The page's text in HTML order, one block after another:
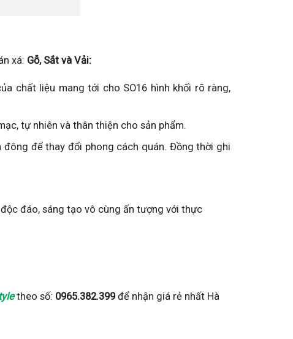
xá: Gỗ, Sắt và Vải:
chất liệu mang tới cho SO16 hình khối rõ ràng,
tự nhiên và thân thiện cho sản phẩm.
để thay đổi phong cách quán. Đồng thời ghi
đáo, sáng tạo vô cùng ấn tượng với thực
theo số: 0965.382.399để nhận giá rẻ nhất Hà